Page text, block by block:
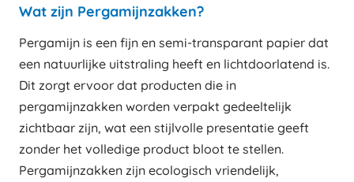
Wat zijn Pergamijnzakken?
Pergamijn is een fijn en semi-transparant papier dat
een natuurlijke uitstraling heeft en lichtdoorlatend is.
Dit zorgt ervoor dat producten die in
pergamijnzakken worden verpakt gedeeltelijk
zichtbaar zijn, wat een stijlvolle presentatie geeft
zonder het volledige product bloot te stellen.
Pergamijnzakken zijn ecologisch vriendelijk,